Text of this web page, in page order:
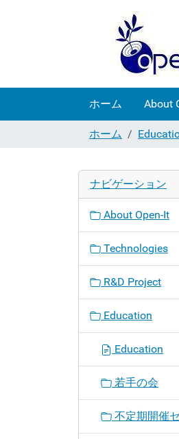
ホーム About
ホーム
ナビゲーション
About Open-It
Technologies
R&D Project
Education
Education
若手の会
不定期開催